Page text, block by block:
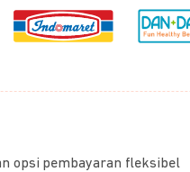
opsi pembayaran fleksibel